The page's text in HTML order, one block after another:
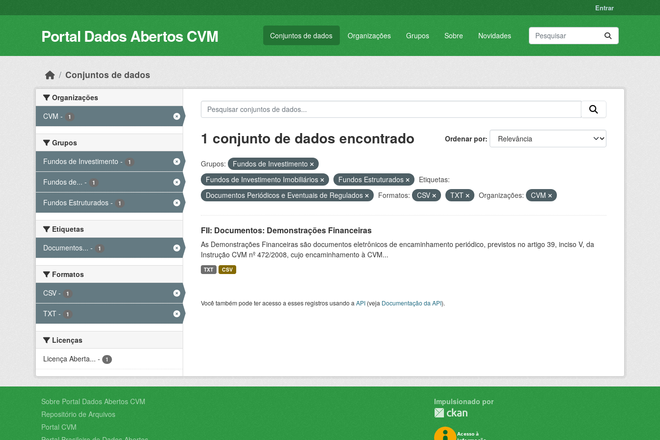
Entrar
Portal Dados Abertos CVM Conjuntos de dados Organizações Grupos Sobre Novidades
Conjuntos de dados
Organizações
CVM - 1
Grupos
Fundos de Investimento - 1
Fundos de... - 1
Fundos Estruturados - 1
Etiquetas
Documentos... - 1
Formatos
CSV - 1
TXT - 1
Licenças
Licença Aberta... - 1
Ordenar por
1 conjunto de dados encontrado
Grupos:
Fundos de Investimento
Fundos de Investimento Imobiliários
Fundos Estruturados
Etiquetas:
Documentos Periódicos e Eventuais de Regulados
Formatos: CSV TXT Organizações: CVM
FII: Documentos: Demonstrações Financeiras
As Demonstrações Financeiras são documentos eletrônicos de encaminhamento periódico, previstos no artigo 39, inciso V, da
Instrução CVM nº 472/2008, cujo encaminhamento à CVM...
TXT CSV
Você também pode ter acesso a esses registros usando a API(veja Documentação da API).
Sobre Portal Dados Abertos CVM
Repositório de Arquivos
Portal CVM
Impulsionado por